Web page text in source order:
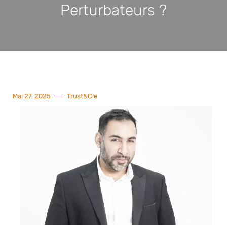
Perturbateurs ?
Mai 27, 2025 Trust&Cie